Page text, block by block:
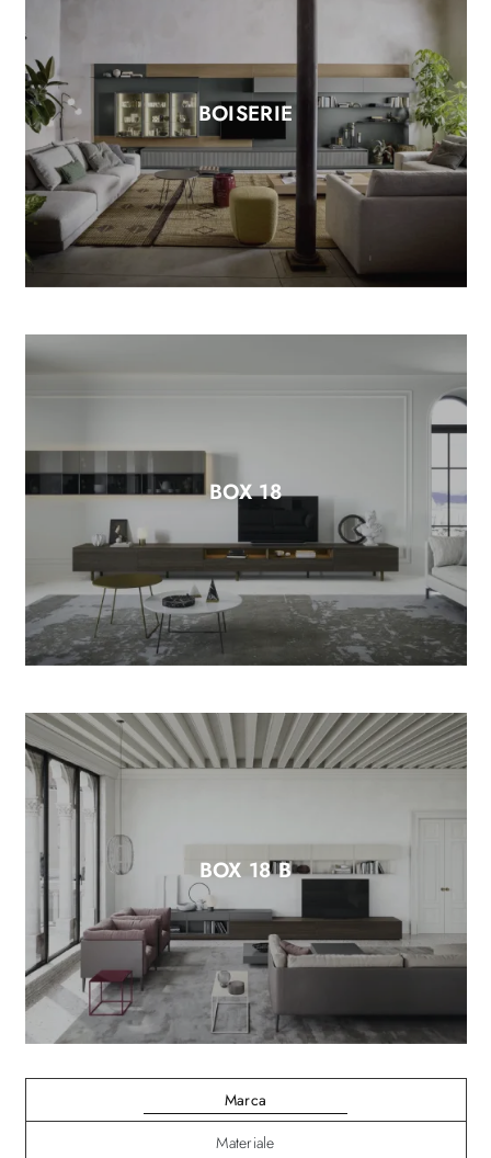
BOISERIE
BOX 18
BOX 18 B
Marca
Materiale